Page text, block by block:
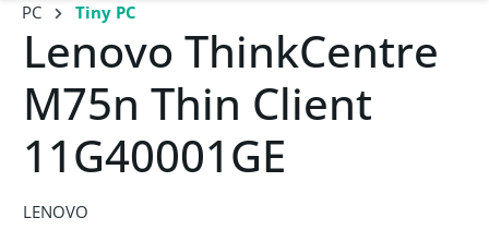
PC Tiny PC
Lenovo ThinkCentre
M75n Thin Client
11G40001GE
LENOVO